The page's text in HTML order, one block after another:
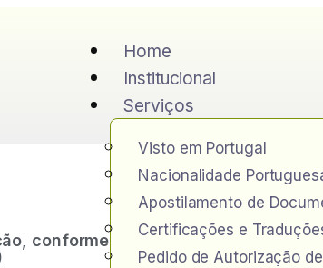
Home
Institucional
Serviços
Visto em Portugal
Nacionalidade
Apostilamento de
Certificações e
Pedido de Autorização
conforme CLT e